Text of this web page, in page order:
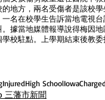
的地方，兩名受傷者是該校
名在校學生告訴當地電視
據當地媒體報導說得梅因
學校駐點。上學期結束後教
InjuredHigh SchoolIowaCharged
三藩市新聞